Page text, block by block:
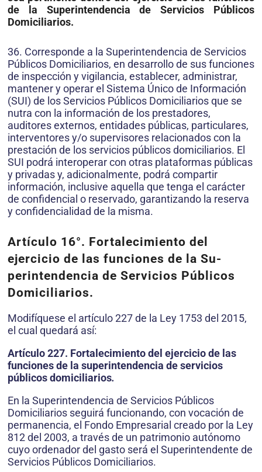
de la Superintendencia de Servicios Públicos
Domiciliarios.
36. Corresponde a la Superintendencia de Servicios
Públicos Do­miciliarios, en desarrollo de sus funciones
de inspección y vigilancia, establecer, administrar,
mantener y operar el Sis­tema Único de Información
(SUI) de los Servicios Públicos Domiciliarios que se
nutra con la información de los presta­dores,
auditores externos, entidades públicas, particulares,
in­terventores y/o supervisores relacionados con la
prestación de los servicios públicos domiciliarios. El
SUI podrá interoperar con otras plataformas públicas
y privadas y, adicionalmente, podrá compartir
información, inclusive aquella que tenga el carácter
de confidencial o reservado, garantizando la reserva
y confidencialidad de la misma.
Artículo 16°. Fortalecimiento del
ejercicio de las funciones de la Su­
perintendencia de Servicios Públicos
Domiciliarios.
Modifíquese el ar­tículo 227 de la Ley 1753 del 2015,
el cual quedará así:
Artículo 227. Fortalecimiento del ejercicio de las
funciones de la superintendencia de servicios
públicos domiciliarios.
En la Superin­tendencia de Servicios Públicos
Domiciliarios seguirá funcionando, con vocación de
permanencia, el Fondo Empresarial creado por la Ley
812 del 2003, a través de un patrimonio autónomo
cuyo ordenador del gasto será el Superintendente de
Servicios Públicos Domiciliarios.